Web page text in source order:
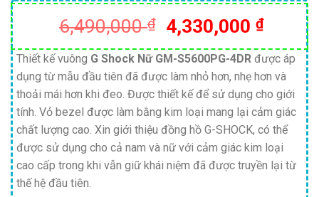
6,490,000₫
Giá
gốc
là:
6,490,000 ₫.
4,330,000 ₫Giá
hiện
tại
là:
Thiết kế vuông G Shock Nữ GM-S5600PG-4DR được áp
dụng từ mẫu đầu tiên đã được làm nhỏ hơn, nhẹ hơn và
thoải mái hơn khi đeo. Được thiết kế để sử dụng cho giới
tính. Vỏ bezel được làm bằng kim loại mang lại cảm giác
chất lượng cao. Xin giới thiệu đồng hồ G-SHOCK, có thể
được sử dụng cho cả nam và nữ với cảm giác kim loại
cao cấp trong khi vẫn giữ khái niệm đã được truyền lại từ
thế hệ đầu tiên.